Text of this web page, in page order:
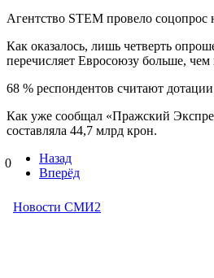
Агентство STEM провело соцопрос
Как оказалось, лишь четверть
перечисляет Евросоюзу больше, чем
68 % респондентов считают
Как уже сообщал «Пражский
составляла 44,7 млрд крон.
0
Назад
Вперёд